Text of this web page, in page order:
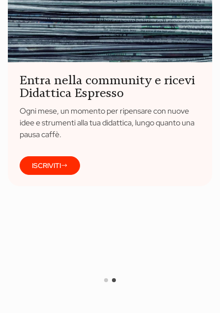
Entra nella community e ricevi
Didattica Espresso
Ogni mese, un momento per ripensare con nuove
idee e strumenti alla tua didattica, lungo quanto una
pausa caffè.
ISCRIVITI